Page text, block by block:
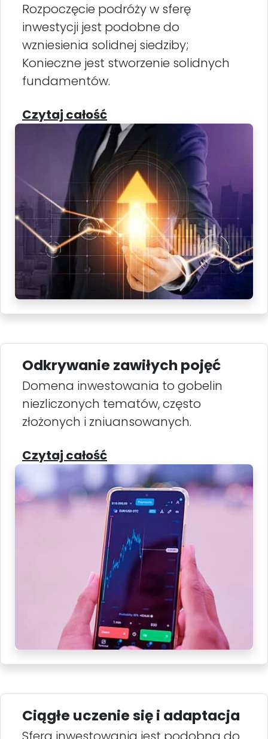
Rozpoczęcie podróży w sferę
inwestycji jest podobne do
wzniesienia solidnej siedziby;
Konieczne jest stworzenie solidnych
fundamentów.
Czytaj całość
Odkrywanie zawiłych pojęć
Domena inwestowania to gobelin
niezliczonych tematów, często
złożonych i zniuansowanych.
Czytaj całość
Ciągłe uczenie się i adaptacja